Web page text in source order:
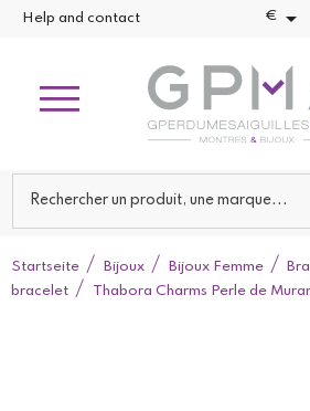
Help and contact € 
Startseite Bijoux Bijoux Femme
bracelet
Thabora Charms Perle de